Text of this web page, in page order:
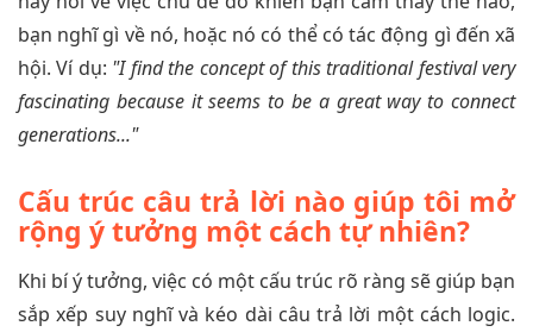
bạn nghĩ gì về nó, hoặc nó có thể có tác động gì đến xã
hội. Ví dụ: "I find the concept of this traditional festival very
fascinating because it seems to be a great way to connect
generations..."
Cấu trúc câu trả lời nào giúp tôi mở
rộng ý tưởng một cách tự nhiên?
Khi bí ý tưởng, việc có một cấu trúc rõ ràng sẽ giúp bạn
sắp xếp suy nghĩ và kéo dài câu trả lời một cách logic.